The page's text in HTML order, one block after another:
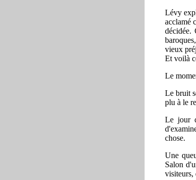
Lévy
acclamé
décidée.
vieux
Et voilà
Le
Le bruit
plu à le
Le jour
chose.
Une
Salon
visiteurs,